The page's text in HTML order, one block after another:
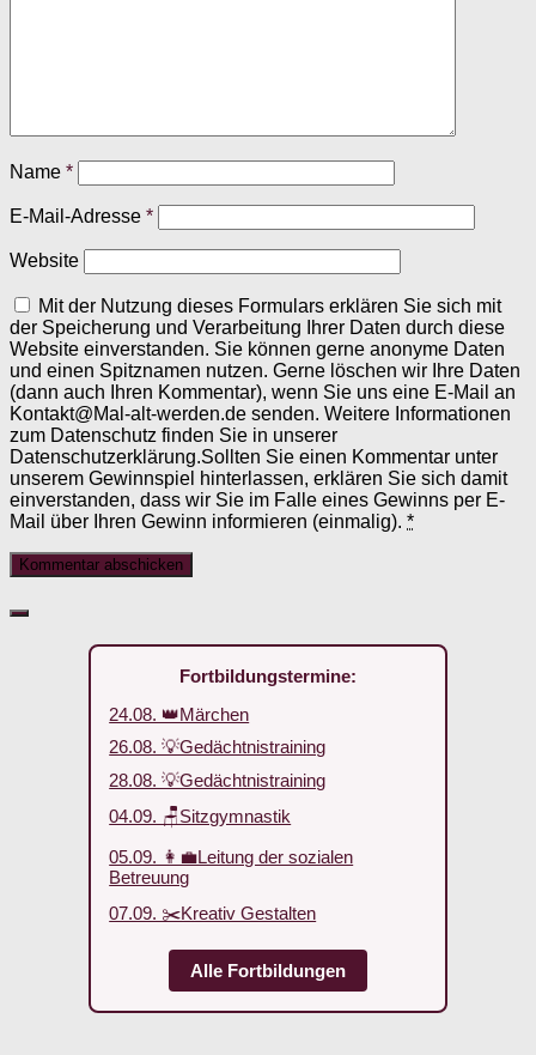
Name *
E-Mail-Adresse *
Website
Mit der Nutzung dieses Formulars erklären Sie sich mit
der Speicherung und Verarbeitung Ihrer Daten durch diese
Website einverstanden. Sie können gerne anonyme Daten
und einen Spitznamen nutzen. Gerne löschen wir Ihre Daten
(dann auch Ihren Kommentar), wenn Sie uns eine E-Mail an
Kontakt@Mal-alt-werden.de senden. Weitere Informationen
zum Datenschutz finden Sie in unserer
Datenschutzerklärung.Sollten Sie einen Kommentar unter
unserem Gewinnspiel hinterlassen, erklären Sie sich damit
einverstanden, dass wir Sie im Falle eines Gewinns per E-
Mail über Ihren Gewinn informieren (einmalig). *
Fortbildungstermine:
24.08. 👑Märchen
26.08. 💡Gedächtnistraining
28.08. 💡Gedächtnistraining
04.09. 🪑Sitzgymnastik
05.09. 👩‍💼Leitung der sozialen
Betreuung
07.09. ✂️Kreativ Gestalten
Alle Fortbildungen